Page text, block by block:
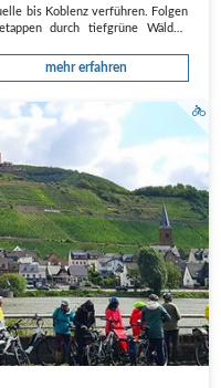
bis Koblenz verführen. Folgen
durch tiefgrüne Wälder,
mehr erfahren